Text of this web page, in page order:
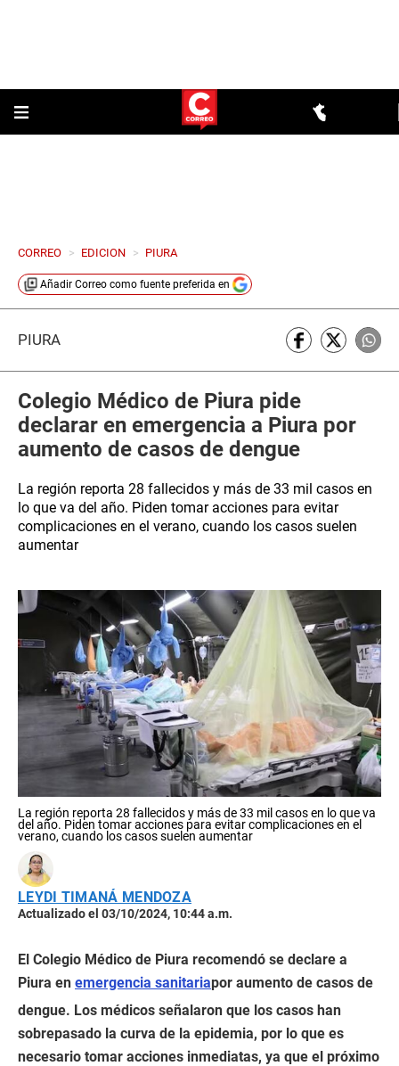
CORREO > EDICION > PIURA
Añadir Correo como fuente preferida en
PIURA
Colegio Médico de Piura pide
declarar en emergencia a Piura por
aumento de casos de dengue
La región reporta 28 fallecidos y más de 33 mil casos en
lo que va del año. Piden tomar acciones para evitar
complicaciones en el verano, cuando los casos suelen
aumentar
La región reporta 28 fallecidos y más de 33 mil casos en lo que va
del año. Piden tomar acciones para evitar complicaciones en el
verano, cuando los casos suelen aumentar
LEYDI TIMANÁ MENDOZA
Actualizado el 03/10/2024, 10:44 a.m.
El Colegio Médico de Piura recomendó se declare a
Piura en emergencia sanitariapor aumento de casos de
dengue. Los médicos señalaron que los casos han
sobrepasado la curva de la epidemia, por lo que es
necesario tomar acciones inmediatas, ya que el próximo